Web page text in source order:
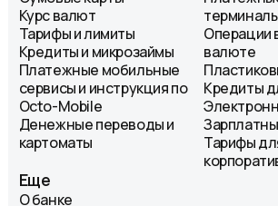
Курс валют
Тарифы и лимиты
Кредиты и микрозаймы
Платежные мобильные
сервисы и инструкция по
Octo-Mobile
Денежные переводы и
картоматы
Операции
валюте
Кредиты
Тарифы
Еще
О банке